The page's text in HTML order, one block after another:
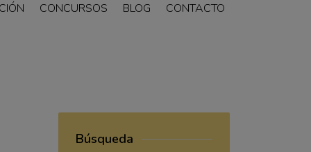
CONCURSOS BLOG CONTACTO
Búsqueda